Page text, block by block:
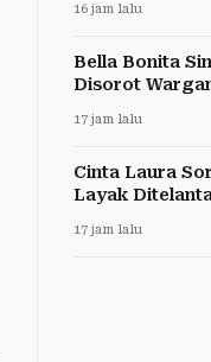
16 jam lalu
Bella Bonita
Disorot
17 jam lalu
Cinta Laura
Layak
17 jam lalu